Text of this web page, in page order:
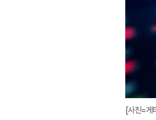
[사진=게